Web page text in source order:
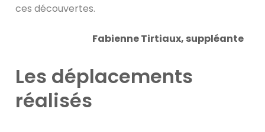
ces découvertes.
Fabienne Tirtiaux, suppléante
Les déplacements
réalisés